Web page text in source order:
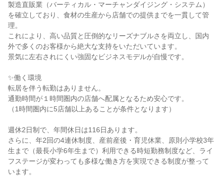
製造直販業（バーティカル・マーチャンダイジング・システム）
を確立しており、食材の生産から店舗での提供までを一貫して管
理。
これにより、高い品質と圧倒的なリーズナブルさを両立し、国内
外で多くのお客様から絶大な支持をいただいています。
景気に左右されにくい強固なビジネスモデルが自慢です。
✨働く環境
転居を伴う転勤はありません。
通勤時間が１時間圏内の店舗へ配属となるため安心です。
（1時間圏内に5店舗以上あることが条件となります）
週休2日制で、年間休日は116日あります。
さらに、年2回の4連休制度、産前産後・育児休業、原則小学校3年
生まで（最長小学6年生まで）利用できる時短勤務制度など、ライ
フステージが変わっても多様な働き方を実現できる制度が整って
います。